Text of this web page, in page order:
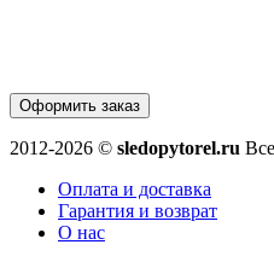
Оформить заказ
2012-2026 © sledopytorel.ru
Оплата и доставка
Гарантия и возврат
О нас